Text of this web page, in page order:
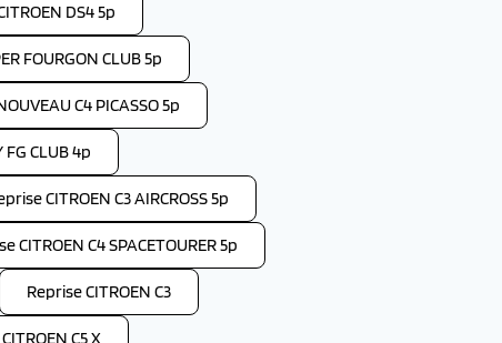
DS4 5p
FOURGON CLUB 5p
C4 PICASSO 5p
CLUB 4p
CITROEN C3 AIRCROSS 5p
CITROEN C4 SPACETOURER 5p
Reprise CITROEN C3
C5 X